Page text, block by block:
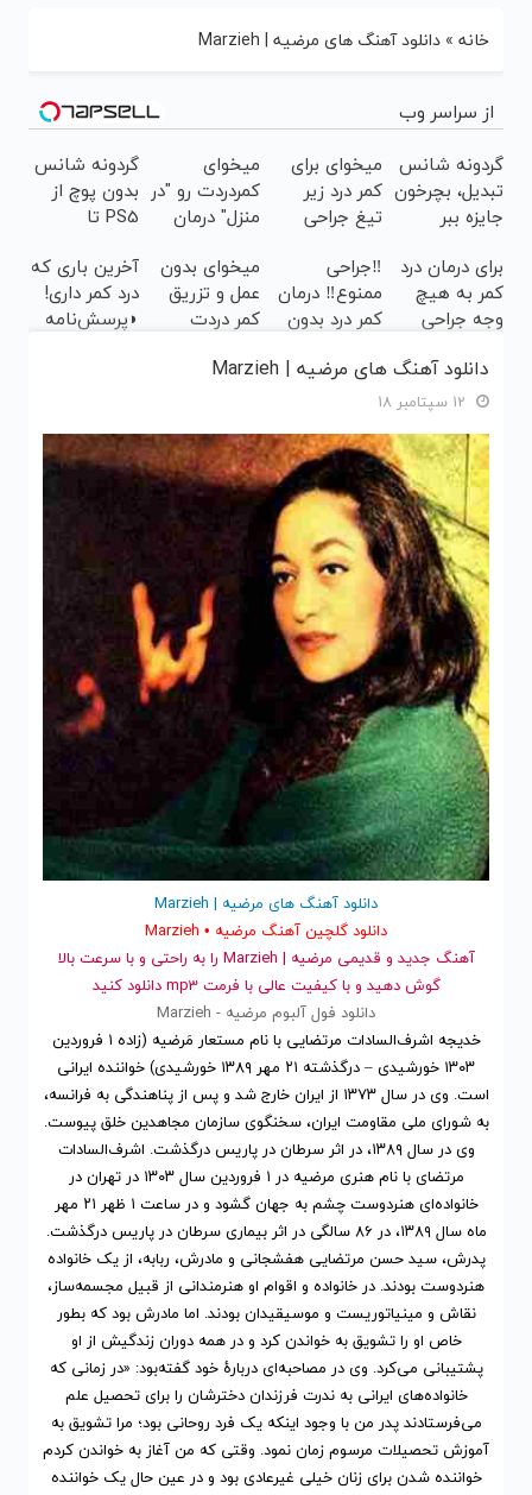
خانه » دانلود آهنگ های مرضیه | Marzieh
از سراسر وب
گردونه شانس
تبدیل، بچرخون
جایزه ببر
میخوای برای
کمر درد زیر
تیغ جراحی
◗پرسش‌نامه
رو پر کن◖
میخوای
کمردردت رو "در
منزل" درمان
+
◂پرسش‌نامه)
گردونه شانس
بدون پوچ از
PS5 تا
بیت کوین 🔥
برای درمان درد
کمر به هیچ
وجه جراحی
پرسش‌نامه رو
پر کن ▶
‼️جراحی
ممنوع‼️ درمان
کمر درد بدون
نقاهت
میخوای بدون
عمل و تزریق
کمر دردت
◂پرسش‌نامه
آخرین باری که
درد کمر داری!
◗پرسش‌نامه
دانلود آهنگ های مرضیه | Marzieh
دانلود آهنگ های مرضیه | Marzieh
دانلود گلچین آهنگ مرضیه • Marzieh
آهنگ جدید
و قدیمی مرضیه | Marzieh را به راحتی و با سرعت بالا
گوش دهید و با کیفیت عالی با فرمت mp3 دانلود کنید
دانلود فول آلبوم مرضیه - Marzieh
خدیجه اشرف‌السادات مرتضایی با نام مستعار مَرضیه (زاده ۱ فروردین
۱۳۰۳ خورشیدی – درگذشته ۲۱ مهر ۱۳۸۹ خورشیدی) خواننده ایرانی
است. وی در سال ۱۳۷۳ از ایران خارج شد و پس از پناهندگی به فرانسه،
به شورای ملی مقاومت ایران، سخنگوی سازمان مجاهدین خلق پیوست.
وی در سال ۱۳۸۹، در اثر سرطان در پاریس درگذشت. اشرف‌السادات
مرتضای با نام هنری مرضیه در ۱ فروردین سال ۱۳۰۳ در تهران در
خانواده‌ای هنردوست چشم به جهان گشود و در ساعت ۱ ظهر ۲۱ مهر
ماه سال ۱۳۸۹، در ۸۶ سالگی در اثر بیماری سرطان در پاریس درگذشت.
پدرش، سید حسن مرتضایی هفشجانی و مادرش، ربابه، از یک خانواده
هنردوست بودند. در خانواده و اقوام او هنرمندانی از قبیل مجسمه‌ساز،
نقاش و مینیاتوریست و موسیقیدان بودند. اما مادرش بود که بطور
خاص او را تشویق به خواندن کرد و در همه دوران زندگیش از او
پشتیبانی می‌کرد. وی در مصاحبه‌ای دربارهٔ خود گفته‌بود: «در زمانی که
خانواده‌های ایرانی به ندرت فرزندان دخترشان را برای تحصیل علم
می‌فرستادند پدر من با وجود اینکه یک فرد روحانی بود؛ مرا تشویق به
آموزش تحصیلات مرسوم زمان نمود. وقتی که من آغاز به خواندن کردم
خواننده شدن برای زنان خیلی غیرعادی بود و در عین حال یک خواننده